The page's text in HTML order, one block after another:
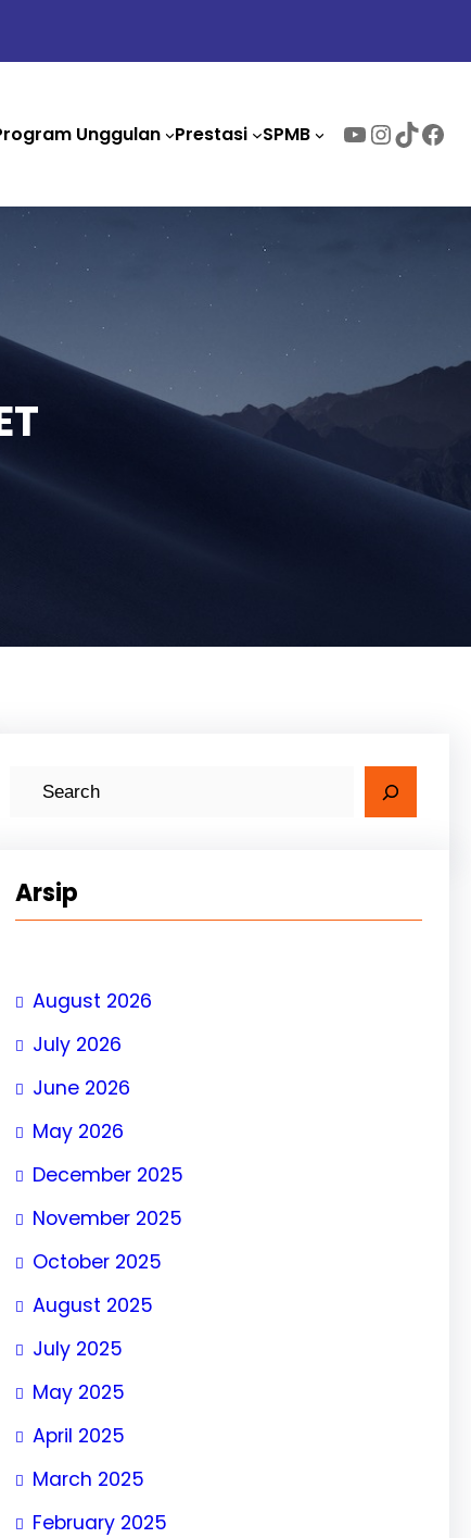
Unggulan Prestasi SPMB
Arsip
August 2026
July 2026
June 2026
May 2026
December 2025
November 2025
October 2025
August 2025
July 2025
May 2025
April 2025
March 2025
February 2025